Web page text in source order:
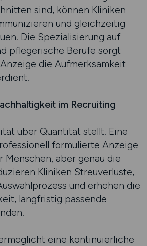
sind, können Kliniken
und gleichzeitig
Die Spezialisierung auf
pflegerische Berufe sorgt
die Aufmerksamkeit
im Recruiting
über Quantität stellt. Eine
formulierte Anzeige
Menschen, aber genau die
Kliniken Streuverluste,
und erhöhen die
langfristig passende
eine kontinuierliche